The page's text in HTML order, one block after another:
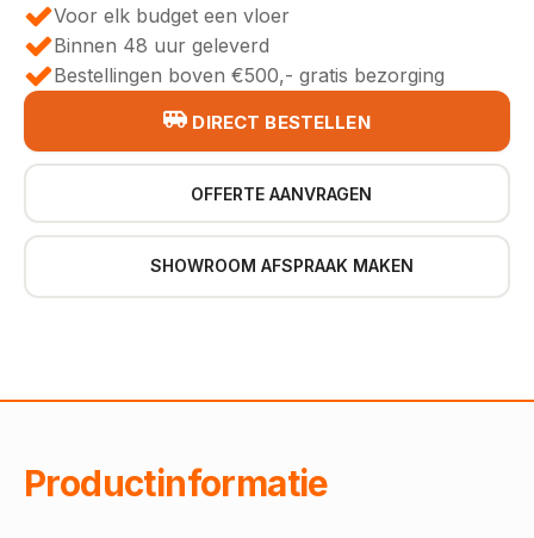
Voor elk budget een vloer
Binnen 48 uur geleverd
Bestellingen boven €500,- gratis bezorging
DIRECT BESTELLEN
OFFERTE AANVRAGEN
SHOWROOM AFSPRAAK MAKEN
Productinformatie